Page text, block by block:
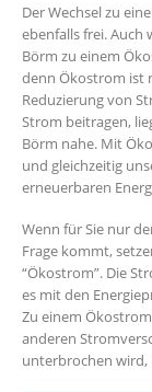
Der Wechsel zu
ebenfalls frei. Auch
Börm zu einem
denn Ökostrom ist
Reduzierung von
Strom beitragen,
Börm nahe. Mit
und gleichzeitig
erneuerbaren
Wenn für Sie nur
Frage kommt,
“Ökostrom”. Die
es mit den
Zu einem
anderen
unterbrochen